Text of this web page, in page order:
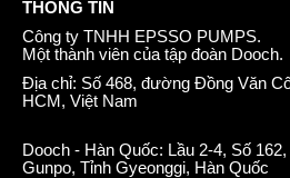
THÔNG TIN
Công ty TNHH EPSSO PUMPS.
Một thành viên của tập đoàn Dooch.
Địa chỉ: Số 468, đường Đồng Văn
HCM, Việt Nam
Dooch - Hàn Quốc: Lầu 2-4, Số
Gunpo, Tỉnh Gyeonggi, Hàn Quốc